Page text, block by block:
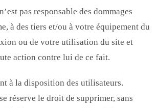
pas responsable des dommages
à des tiers et/ou à votre équipement du
ou de votre utilisation du site et
action contre lui de ce fait.
à la disposition des utilisateurs.
réserve le droit de supprimer, sans